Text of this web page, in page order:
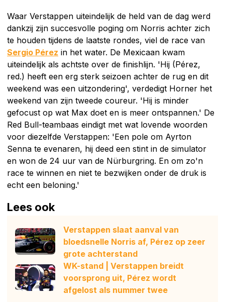
Waar Verstappen uiteindelijk de held van de dag werd
dankzij zijn succesvolle poging om Norris achter zich
te houden tijdens de laatste rondes, viel de race van
Sergio Pérez in het water. De Mexicaan kwam
uiteindelijk als achtste over de finishlijn. 'Hij (Pérez,
red.) heeft een erg sterk seizoen achter de rug en dit
weekend was een uitzondering', verdedigt Horner het
weekend van zijn tweede coureur. 'Hij is minder
gefocust op wat Max doet en is meer ontspannen.' De
Red Bull-teambaas eindigt met wat lovende woorden
voor diezelfde Verstappen: 'Een pole om Ayrton
Senna te evenaren, hij deed een stint in de simulator
en won de 24 uur van de Nürburgring. En om zo'n
race te winnen en niet te bezwijken onder de druk is
echt een beloning.'
Lees ook
Verstappen slaat aanval van
bloedsnelle Norris af, Pérez op zeer
grote achterstand
WK-stand | Verstappen breidt
voorsprong uit, Pérez wordt
afgelost als nummer twee